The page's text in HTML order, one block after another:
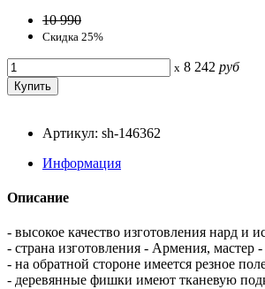
10 990
Скидка 25%
x 8 242 руб
Артикул: sh-146362
Информация
Описание
- высокое качество изготовления нард и
- страна изготовления - Армения, мастер
- на обратной стороне имеется резное
- деревянные фишки имеют тканевую